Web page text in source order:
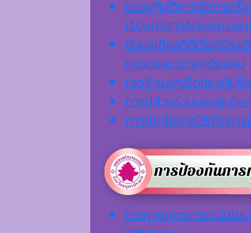
แนวปฏิบัติการจัดการเรื่
เรียนการทุจริตและประ
ข้อมูลเชิงสถิติเรื่องร้องเ
ทุจริตและประพฤติมิชอบ
เจตจํานงสุจริตของผู้บริ
การมีส่วนร่วมของผู้บริห
การเปิดโอกาสให้เกิดกา
ประกาศเจตนารมณ์นโย